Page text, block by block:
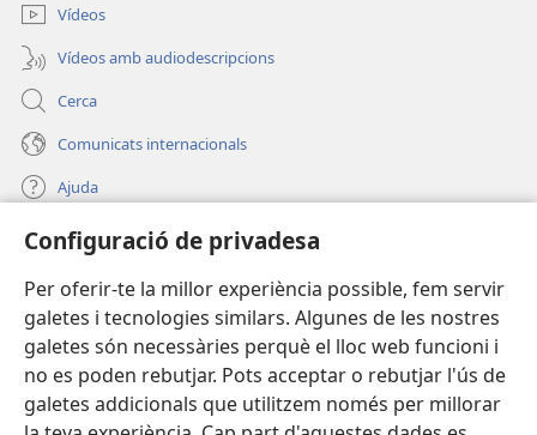
Configuració de privadesa
Per oferir-te la millor experiència possible, fem servir
galetes i tecnologies similars. Algunes de les nostres
galetes són necessàries perquè el lloc web funcioni i
no es poden rebutjar. Pots acceptar o rebutjar l'ús de
galetes addicionals que utilitzem només per millorar
nova)Vídeos
Vídeos amb audiodescripcions
Cerca
Comunicats internacionals
Ajuda
Donacions
una
finestra
nova)
BIBLIOTECA EN LÍNIA Watchtower™
(obre
una
finestra
nova)
JW Hub
(obre
una
finestra
®